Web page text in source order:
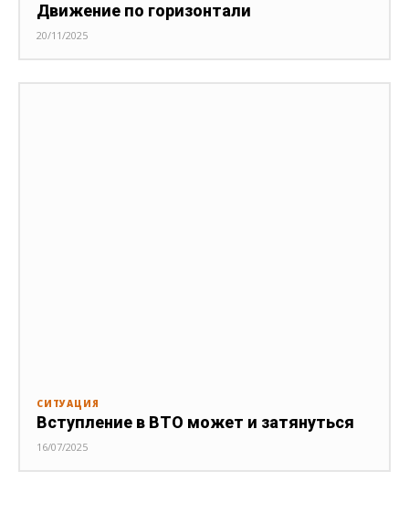
Движение по горизонтали
20/11/2025
СИТУАЦИЯ
Вступление в ВТО может и затянуться
16/07/2025